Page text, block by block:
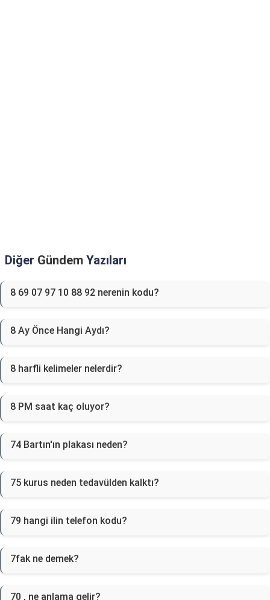
Diğer Gündem Yazıları
8 69 07 97 10 88 92 nerenin kodu?
8 Ay Önce Hangi Aydı?
8 harfli kelimeler nelerdir?
8 PM saat kaç oluyor?
74 Bartın'ın plakası neden?
75 kurus neden tedavülden kalktı?
79 hangi ilin telefon kodu?
7fak ne demek?
70 , ne anlama gelir?